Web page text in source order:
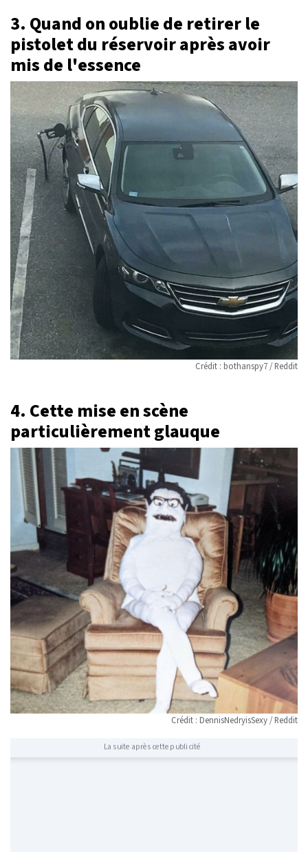
3. Quand on oublie de retirer le
pistolet du réservoir après avoir
mis de l'essence
Crédit : bothanspy7 / Reddit
4. Cette mise en scène
particulièrement glauque
Crédit : DennisNedryisSexy / Reddit
La suite après cette publicité